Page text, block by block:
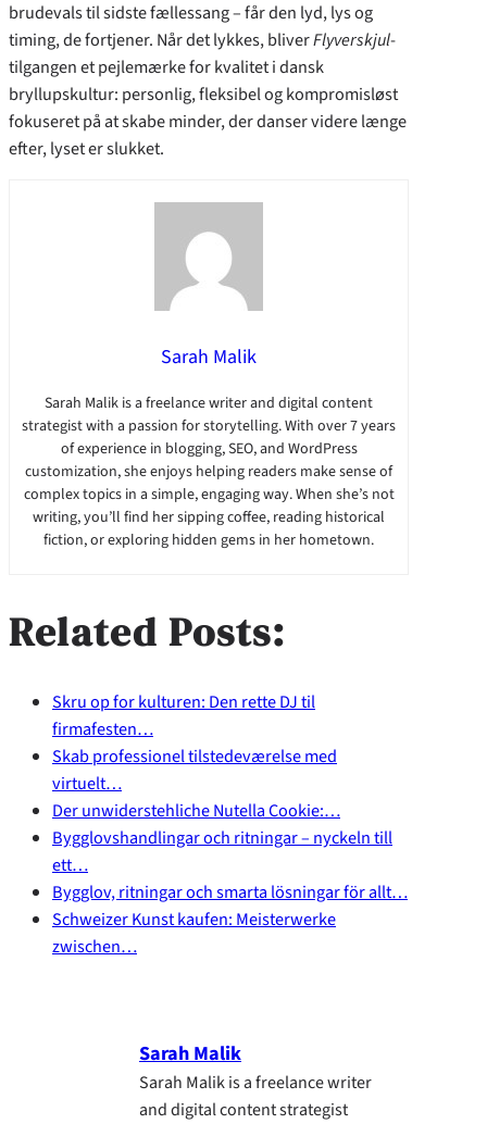
brudevals til sidste fællessang – får den lyd, lys og
timing, de fortjener. Når det lykkes, bliverFlyverskjul-
tilgangen et pejlemærke for kvalitet i dansk
bryllupskultur: personlig, fleksibel og kompromisløst
fokuseret på at skabe minder, der danser videre længe
efter, lyset er slukket.
Sarah Malik
Sarah Malik is a freelance writer and digital content
strategist with a passion for storytelling. With over 7 years
of experience in blogging, SEO, and WordPress
customization, she enjoys helping readers make sense of
complex topics in a simple, engaging way. When she’s not
writing, you’ll find her sipping coffee, reading historical
fiction, or exploring hidden gems in her hometown.
Related Posts:
Skru op for kulturen: Den rette DJ til
firmafesten…
Skab professionel tilstedeværelse med
virtuelt…
Der unwiderstehliche Nutella Cookie:…
Bygglovshandlingar och ritningar – nyckeln till
ett…
Bygglov, ritningar och smarta lösningar för allt…
Schweizer Kunst kaufen: Meisterwerke
zwischen…
Sarah Malik
Sarah Malik is a freelance writer
and digital content strategist